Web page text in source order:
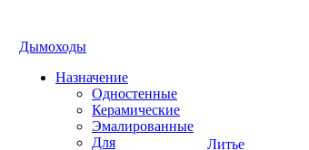
Дымоходы
Назначение
Одностенные
Керамические
Эмалированные
Для
Литье